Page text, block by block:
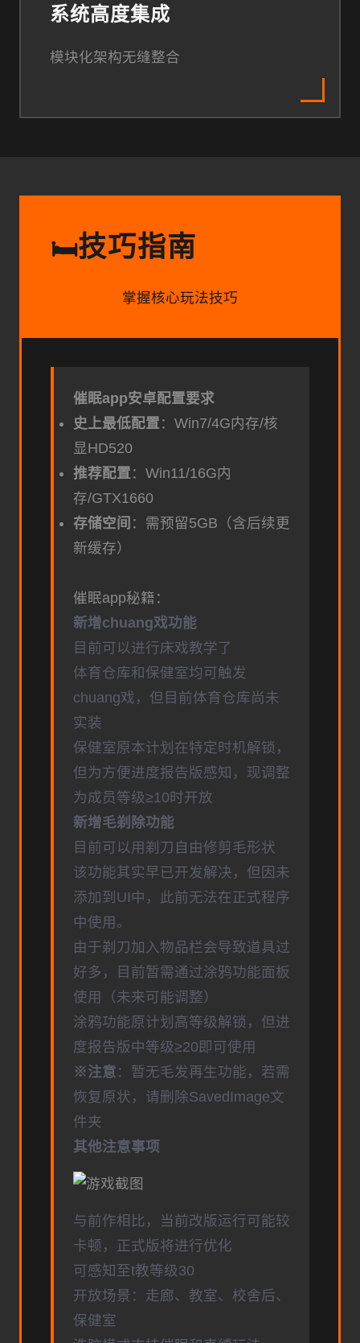
系统高度集成
模块化架构无缝整合
🛏️技巧指南
掌握核心玩法技巧
催眠app安卓配置要求
​史上最低配置​ ​：Win7/4G内存/核
显HD520
​推荐配置​ ​：Win11/16G内
存/GTX1660
​存储空间​ ​：需预留5GB（含后续更
新缓存）
催眠app秘籍：
新增chuang戏功能
目前可以进行床戏教学了
体育仓库和保健室均可触发
chuang戏，但目前体育仓库尚未
实装
保健室原本计划在特定时机解锁，
但为方便进度报告版感知，现调整
为成员等级≥10时开放
新增毛剃除功能
目前可以用剃刀自由修剪毛形状
该功能其实早已开发解决，但因未
添加到UI中，此前无法在正式程序
中使用。
由于剃刀加入物品栏会导致道具过
好多，目前暂需通过涂鸦功能面板
使用（未来可能调整）
涂鸦功能原计划高等级解锁，但进
度报告版中等级≥20即可使用
※注意 ：暂无毛发再生功能，若需
恢复原状，请删除SavedImage文
件夹
其他注意事项
与前作相比，当前改版运行可能较
卡顿，正式版将进行优化
可感知至t教等级30
开放场景：走廊、教室、校舍后、
保健室